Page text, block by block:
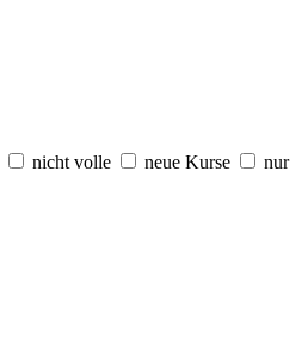
nicht volle neue Kurse
nur